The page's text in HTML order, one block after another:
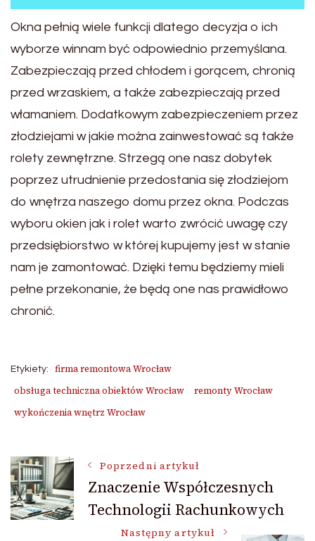
Okna pełnią wiele funkcji dlatego decyzja o ich
wyborze winnam być odpowiednio przemyślana.
Zabezpieczają przed chłodem i gorącem, chronią
przed wrzaskiem, a także zabezpieczają przed
włamaniem. Dodatkowym zabezpieczeniem przez
złodziejami w jakie można zainwestować są także
rolety zewnętrzne. Strzegą one nasz dobytek
poprzez utrudnienie przedostania się złodziejom
do wnętrza naszego domu przez okna. Podczas
wyboru okien jak i rolet warto zwrócić uwagę czy
przedsiębiorstwo w której kupujemy jest w stanie
nam je zamontować. Dzięki temu będziemy mieli
pełne przekonanie, że będą one nas prawidłowo
chronić.
Etykiety:
firma remontowa Wrocław
obsługa techniczna obiektów Wrocław
remonty Wrocław
wykończenia wnętrz Wrocław
Nawigacja
wpisu
Poprzedni artykuł
Znaczenie Współczesnych
Technologii Rachunkowych
Następny artykuł